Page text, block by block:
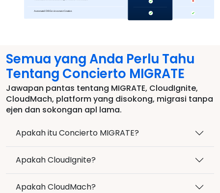
Semua yang Anda Perlu Tahu
Tentang Concierto MIGRATE
Jawapan pantas tentang MIGRATE, CloudIgnite,
CloudMach, platform yang disokong, migrasi tanpa
ejen dan sokongan apl lama.
Apakah itu Concierto MIGRATE?
Apakah CloudIgnite?
Apakah CloudMach?